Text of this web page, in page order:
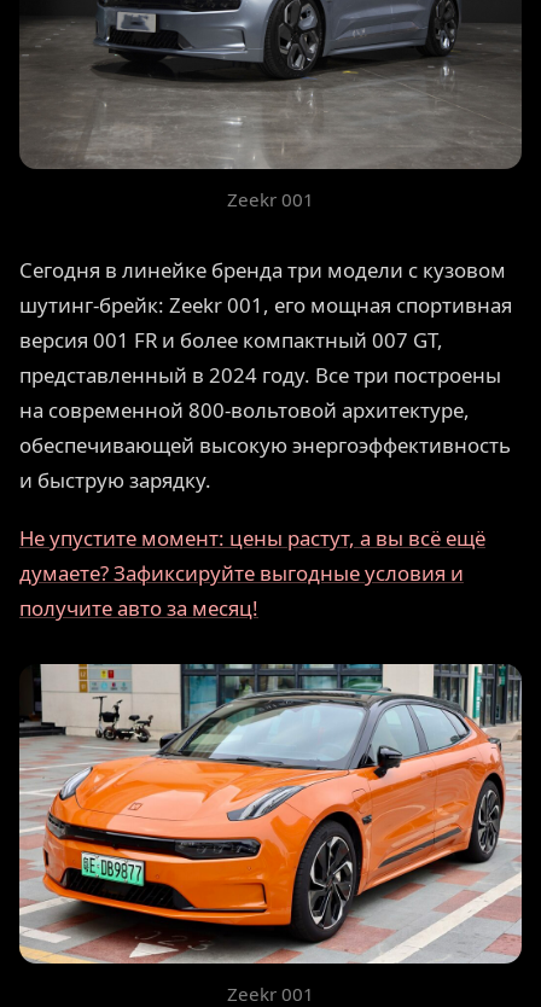
Zeekr 001
Сегодня в линейке бренда три модели с кузовом
шутинг-брейк: Zeekr 001, его мощная спортивная
версия 001 FR и более компактный 007 GT,
представленный в 2024 году. Все три построены
на современной 800-вольтовой архитектуре,
обеспечивающей высокую энергоэффективность
и быструю зарядку.
Не упустите момент: цены растут, а вы всё ещё
думаете? Зафиксируйте выгодные условия и
получите авто за месяц!
Zeekr 001